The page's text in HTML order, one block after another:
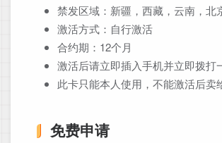
禁发区域：新疆，西藏，云南，北
激活方式：自行激活
合约期：12个月
激活后请立即插入手机并立即拨
此卡只能本人使用，不能激活后
免费申请